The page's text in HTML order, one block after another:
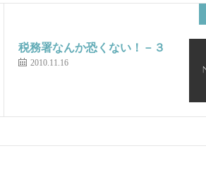
税務署なんか恐くない！－３
2010.11.16